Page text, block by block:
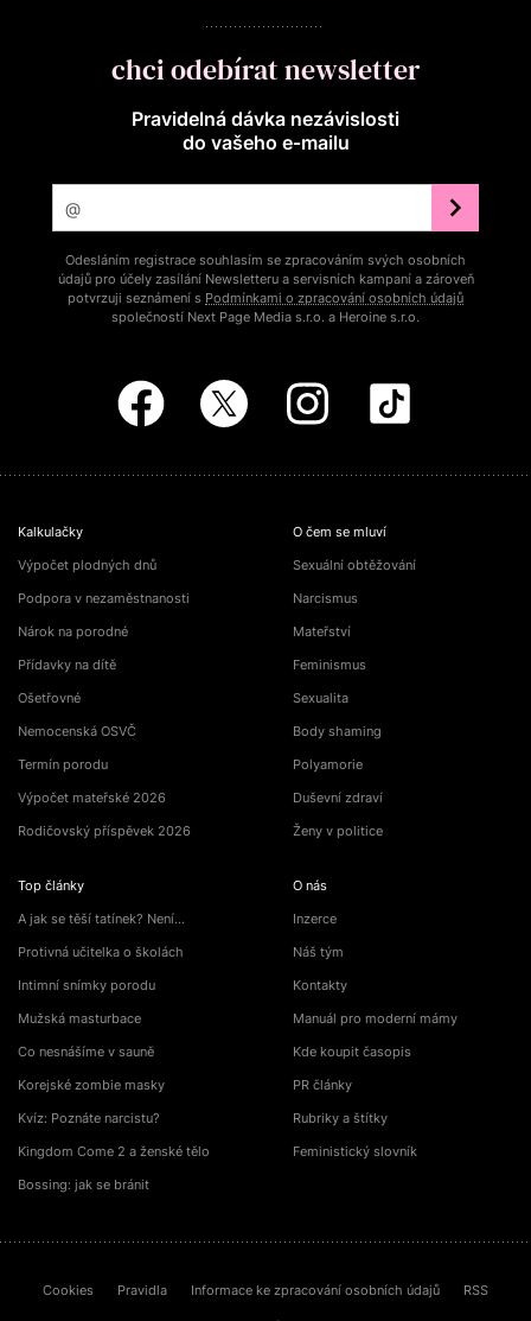
chci odebírat newsletter
Pravidelná dávka nezávislosti
do vašeho e‑mailu
Odesláním registrace souhlasím se zpracováním svých osobních
údajů pro účely zasílání Newsletteru a servisních kampaní a zároveň
potvrzuji seznámení s Podmínkami o zpracování osobních údajů
společností Next Page Media s.r.o. a Heroine s.r.o.
Kalkulačky
Výpočet plodných dnů
Podpora v nezaměstnanosti
Nárok na porodné
Přídavky na dítě
Ošetřovné
Nemocenská OSVČ
Termín porodu
Výpočet mateřské 2026
Rodičovský příspěvek 2026
Top články
A jak se těší tatínek? Není…
Protivná učitelka o školách
Intimní snímky porodu
Mužská masturbace
Co nesnášíme v sauně
Korejské zombie masky
Kvíz: Poznáte narcistu?
Kingdom Come 2 a ženské tělo
Bossing: jak se bránit
O čem se mluví
Sexuální obtěžování
Narcismus
Mateřství
Feminismus
Sexualita
Body shaming
Polyamorie
Duševní zdraví
Ženy v politice
O nás
Inzerce
Náš tým
Kontakty
Manuál pro moderní mámy
Kde koupit časopis
PR články
Rubriky a štítky
Feministický slovník
Cookies Pravidla Informace ke zpracování osobních údajů RSS